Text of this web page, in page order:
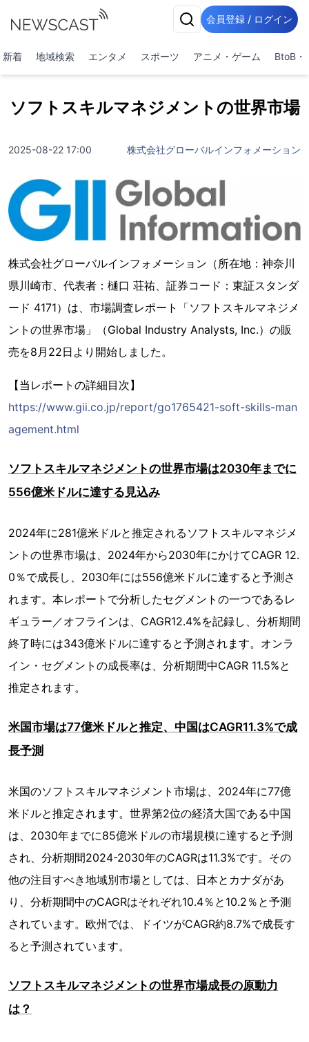
会員登録 / ログイン
新着 地域検索 エンタメ スポーツ アニメ・ゲーム BtoB・
ソフトスキルマネジメントの世界市場
2025-08-22 17:00 株式会社グローバルインフォメーション
株式会社グローバルインフォメーション（所在地：神奈川
県川崎市、代表者：樋口 荘祐、証券コード：東証スタンダ
ード 4171）は、市場調査レポート「ソフトスキルマネジメ
ントの世界市場」（Global Industry Analysts, Inc.）の販
売を8月22日より開始しました。
【当レポートの詳細目次】
https://www.gii.co.jp/report/go1765421-soft-skills-man
agement.html
ソフトスキルマネジメントの世界市場は2030年までに
556億米ドルに達する見込み
2024年に281億米ドルと推定されるソフトスキルマネジメ
ントの世界市場は、2024年から2030年にかけてCAGR 12.
0％で成長し、2030年には556億米ドルに達すると予測さ
れます。本レポートで分析したセグメントの一つであるレ
ギュラー／オフラインは、CAGR12.4%を記録し、分析期間
終了時には343億米ドルに達すると予測されます。オンラ
イン・セグメントの成長率は、分析期間中CAGR 11.5%と
推定されます。
米国市場は77億米ドルと推定、中国はCAGR11.3%で成
長予測
米国のソフトスキルマネジメント市場は、2024年に77億
米ドルと推定されます。世界第2位の経済大国である中国
は、2030年までに85億米ドルの市場規模に達すると予測
され、分析期間2024-2030年のCAGRは11.3%です。その
他の注目すべき地域別市場としては、日本とカナダがあ
り、分析期間中のCAGRはそれぞれ10.4％と10.2％と予測
されています。欧州では、ドイツがCAGR約8.7%で成長す
ると予測されています。
ソフトスキルマネジメントの世界市場成長の原動力
は？